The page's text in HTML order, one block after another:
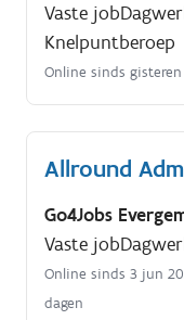
Vaste job
Knelpuntberoep
Online sinds gisteren
Allround
Go4Jobs
Vaste job
Online sinds 3 jun
dagen